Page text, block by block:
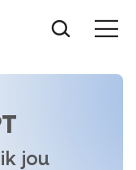
jou